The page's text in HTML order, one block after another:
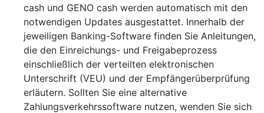
cash und GENO cash werden automatisch mit den
notwendigen Updates ausgestattet. Innerhalb der
jeweiligen Banking-Software finden Sie Anleitungen,
die den Einreichungs- und Freigabeprozess
einschließlich der verteilten elektronischen
Unterschrift (VEU) und der Empfängerüberprüfung
erläutern. Sollten Sie eine alternative
Zahlungsverkehrssoftware nutzen, wenden Sie sich